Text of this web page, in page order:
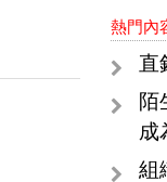
熱門內
直
陌
成
組